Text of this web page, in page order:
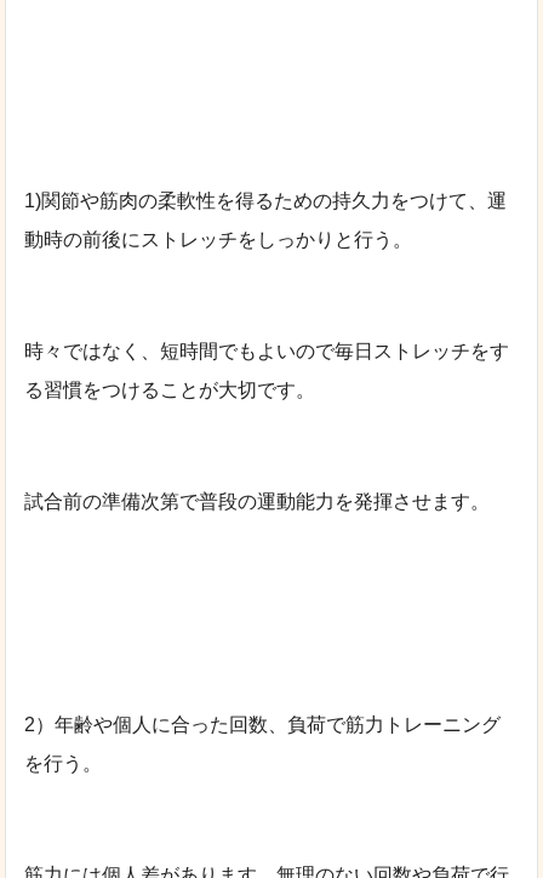
1)関節や筋肉の柔軟性を得るための持久力をつけて、運
動時の前後にストレッチをしっかりと行う。
時々ではなく、短時間でもよいので毎日ストレッチをす
る習慣をつけることが大切です。
試合前の準備次第で普段の運動能力を発揮させます。
2）年齢や個人に合った回数、負荷で筋力トレーニング
を行う。